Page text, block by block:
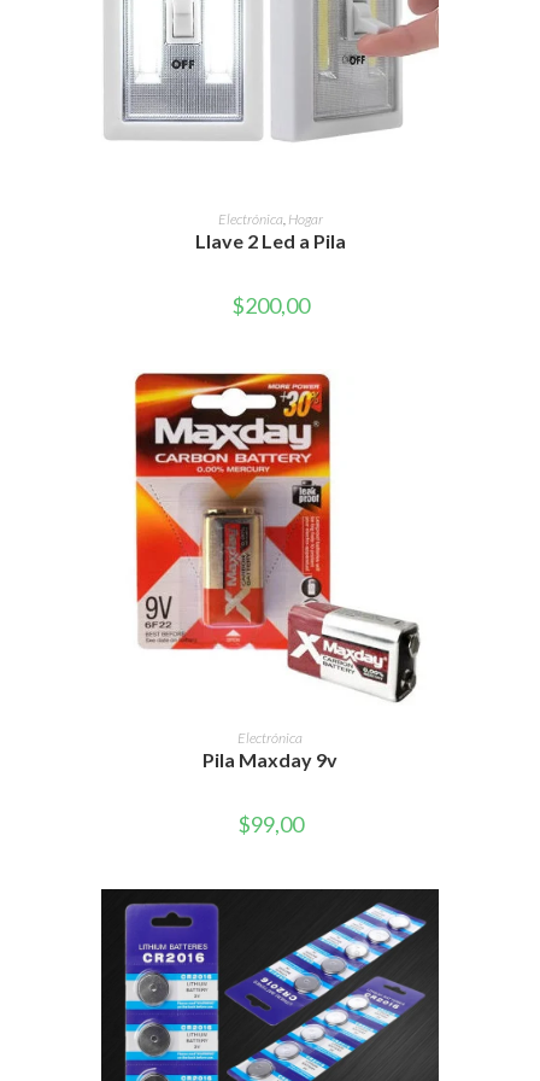
AÑADIR AL CARRITO
Electrónica Hogar
Llave 2 Led a Pila
$200,00
AÑADIR AL CARRITO
Electrónica
Pila Maxday 9v
$99,00